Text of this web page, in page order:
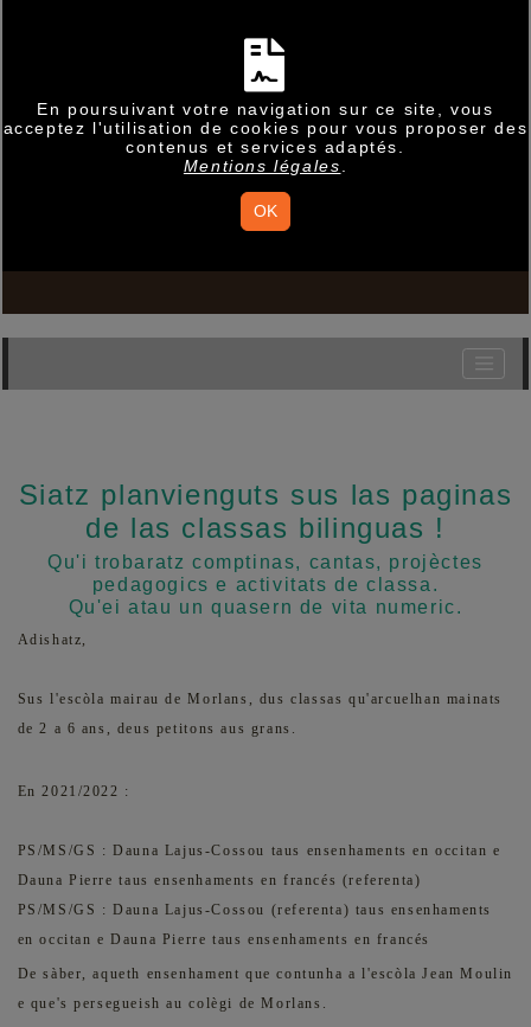
En poursuivant votre navigation sur ce site, vous
acceptez l'utilisation de cookies pour vous proposer des
contenus et services adaptés.
Mentions légales
OK
Siatz planvienguts sus las paginas
de las classas bilinguas !
Qu'i trobaratz comptinas, cantas, projèctes
pedagogics e activitats de classa.
Qu'ei atau un quasern de vita numeric.
Adishatz,
Sus l'escòla mairau de Morlans, dus classas qu'arcuelhan mainats
de 2 a 6 ans, deus petitons aus grans.
En 2021/2022 :
PS/MS/GS :Dauna Lajus-Cossou taus ensenhaments en occitan e
Dauna Pierretaus ensenhaments en francés (referenta)
PS/MS/GS :Dauna Lajus-Cossou (referenta) taus ensenhaments
en occitan e Dauna Pierre taus ensenhaments en francés
De sàber, aqueth ensenhament que contunha a l'escòla Jean Moulin
e que's persegueish au colègi de Morlans.